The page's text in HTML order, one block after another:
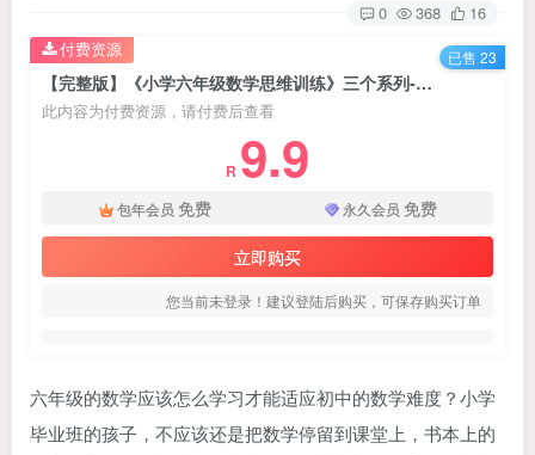
0 368 16
【完整版】《小学六年级数学思维训练》三个系列-MP4视频资料，六年级数学思维网课课程视频资源下载
此内容为付费资源，请付费后查看
R 9.9
包年会员 免费 永久会员 免费
立即购买
您当前未登录！建议登陆后购买，可保存购买订单
付费资源 已售 23
六年级的数学应该怎么学习才能适应初中的数学难度？小学
毕业班的孩子，不应该还是把数学停留到课堂上，书本上的